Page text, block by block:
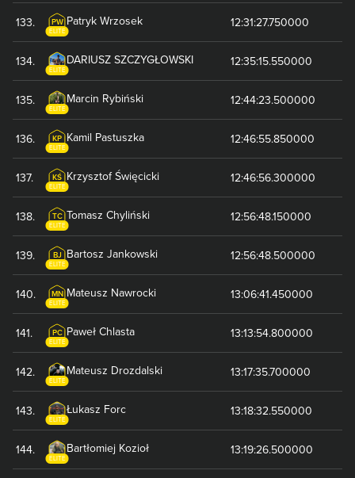
133. PW
ELITE
Patryk Wrzosek 12:31:27.750000
134.
ELITE
DARIUSZ SZCZYGŁOWSKI 12:35:15.550000
135.
ELITE
Marcin Rybiński 12:44:23.500000
136. KP
ELITE
Kamil Pastuszka 12:46:55.850000
137. KŚ
ELITE
Krzysztof Święcicki 12:46:56.300000
138. TC
ELITE
Tomasz Chyliński 12:56:48.150000
139. BJ
ELITE
Bartosz Jankowski 12:56:48.500000
140. MN
ELITE
Mateusz Nawrocki 13:06:41.450000
141. PC
ELITE
Paweł Chlasta 13:13:54.800000
142.
ELITE
Mateusz Drozdalski 13:17:35.700000
143.
ELITE
Łukasz Forc 13:18:32.550000
144.
ELITE
Bartłomiej Kozioł 13:19:26.500000